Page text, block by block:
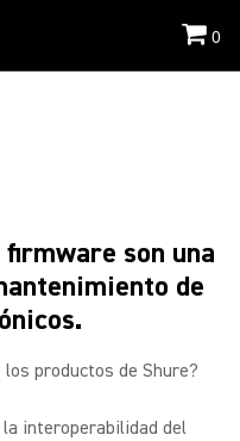
0
son una
de
productos de Shure?
interoperabilidad del